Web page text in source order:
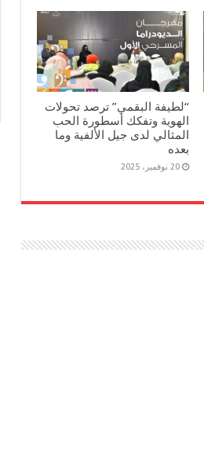
“لطيفة البقمي” ترصد تحولات
الهوية وتفكك أسطورة الحب
المثالي لدى جيل الألفية وما
بعده
20 نوفمبر، 2025